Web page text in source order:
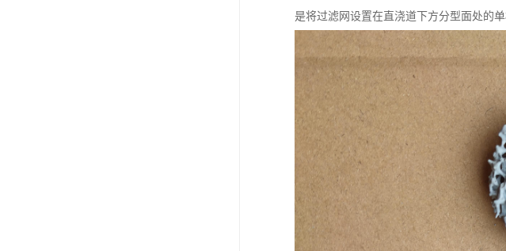
是将过滤网设置在直浇道下方分型面处的